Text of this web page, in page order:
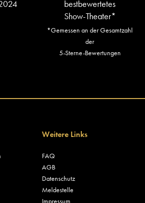
bestbewertetes
Show-Theater*
*Gemessen an der Gesamtzahl
der
5-Sterne-Bewertungen
Weitere Links
FAQ
AGB
Datenschutz
Meldestelle
Impressum